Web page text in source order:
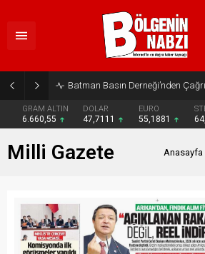
GRAM ALTIN
6.660,55
DOLAR
47,7111
EURO
55,1881
Milli Gazete Anasayfa